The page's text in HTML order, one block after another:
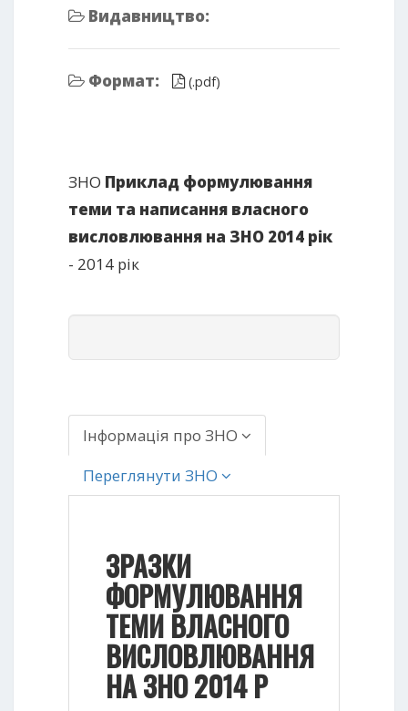
Видавництво:
Формат: (.pdf)
ЗНО Приклад формулювання
теми та написання власного
висловлювання на ЗНО 2014 рік
- 2014 рік
Інформація про ЗНО
Переглянути ЗНО
ЗРАЗКИ
ФОРМУЛЮВАННЯ
ТЕМИ ВЛАСНОГО
ВИСЛОВЛЮВАННЯ
НА ЗНО 2014 Р